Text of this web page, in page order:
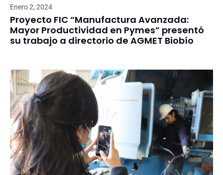
Enero 2, 2024
Proyecto FIC “Manufactura Avanzada:
Mayor Productividad en Pymes” presentó
su trabajo a directorio de AGMET Biobío